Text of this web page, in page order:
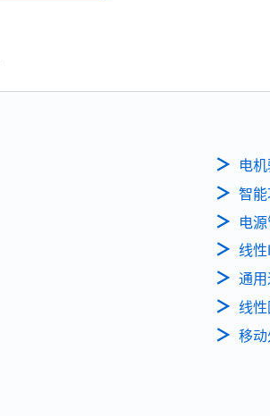
电
智
电
线性
通
线
移